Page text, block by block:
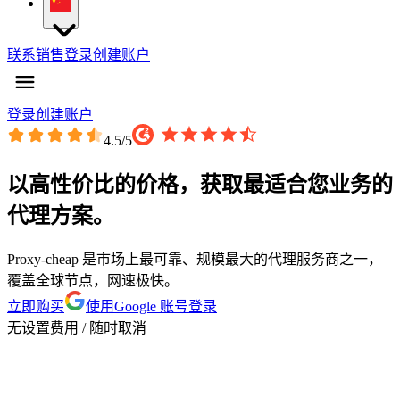
联系销售登录创建账户
登录创建账户
4.5/5
以高性价比的价格，获取最适合您业务的
代理方案。
Proxy-cheap 是市场上最可靠、规模最大的代理服务商之一，
覆盖全球节点，网速极快。
立即购买
使用Google 账号登录
无设置费用 / 随时取消